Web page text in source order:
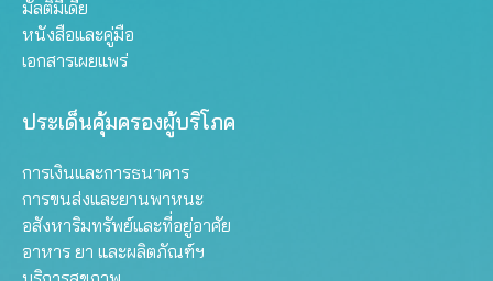
มัลติมีเดีย
หนังสือและคู่มือ
เอกสารเผยแพร่
ประเด็นคุ้มครองผู้บริโภค
การเงินและการธนาคาร
การขนส่งและยานพาหนะ
อสังหาริมทรัพย์และที่อยู่อาศัย
อาหาร ยา และผลิตภัณฑ์ฯ